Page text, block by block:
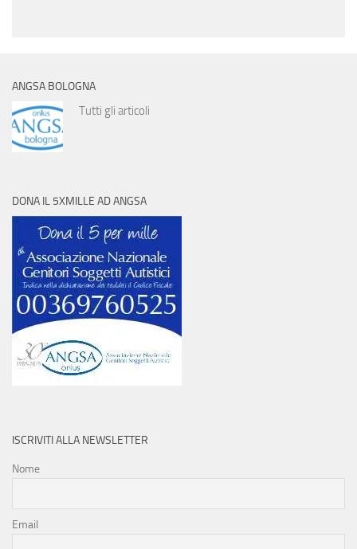
ANGSA BOLOGNA
Tutti gli articoli
DONA IL 5XMILLE AD ANGSA
ISCRIVITI ALLA NEWSLETTER
Nome
Email